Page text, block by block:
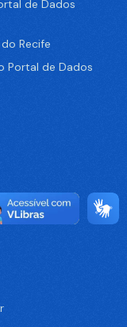
de Dados
Recife
Portal de Dados